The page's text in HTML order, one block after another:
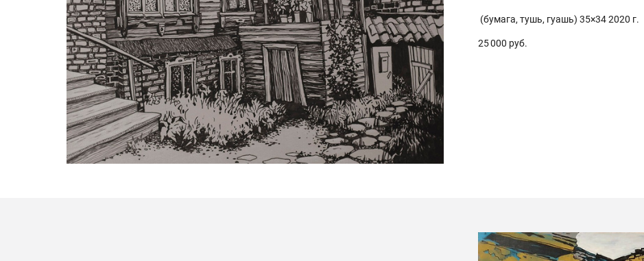
(бумага, тушь, гуашь) 35×34 2020 г.
25 000 руб.